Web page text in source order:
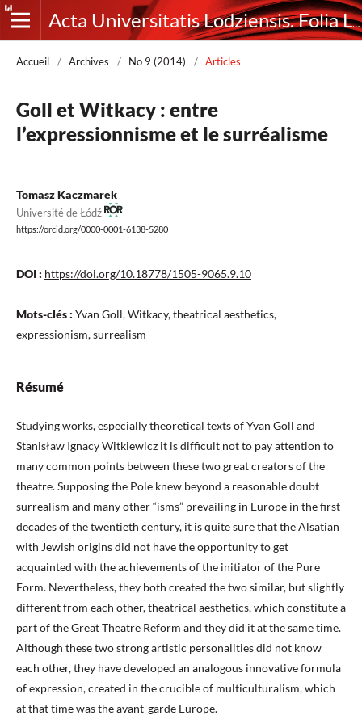
Acta Universitatis Lodziensis. Folia Litteraria Romanica
Accueil / Archives / No 9 (2014) / Articles
Goll et Witkacy : entre
l’expressionnisme et le surréalisme
Tomasz Kaczmarek
Université de Łódź
https://orcid.org/0000-0001-6138-5280
DOI : https://doi.org/10.18778/1505-9065.9.10
Mots-clés : Yvan Goll, Witkacy, theatrical aesthetics,
expressionism, surrealism
Résumé
Studying works, especially theoretical texts of Yvan Goll and
Stanisław Ignacy Witkiewicz it is difficult not to pay attention to
many common points between these two great creators of the
theatre. Supposing the Pole knew beyond a reasonable doubt
surrealism and many other “isms” prevailing in Europe in the first
decades of the twentieth century, it is quite sure that the Alsatian
with Jewish origins did not have the opportunity to get
acquainted with the achievements of the initiator of the Pure
Form. Nevertheless, they both created the two similar, but slightly
different from each other, theatrical aesthetics, which constitute a
part of the Great Theatre Reform and they did it at the same time.
Although these two strong artistic personalities did not know
each other, they have developed an analogous innovative formula
of expression, created in the crucible of multiculturalism, which
at that time was the avant-garde Europe.